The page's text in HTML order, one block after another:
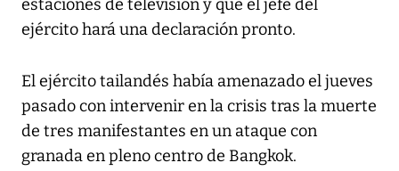
estaciones de televisión y que el jefe del
ejército hará una declaración pronto.
El ejército tailandés había amenazado el jueves
pasado con intervenir en la crisis tras la muerte
de tres manifestantes en un ataque con
granada en pleno centro de Bangkok.